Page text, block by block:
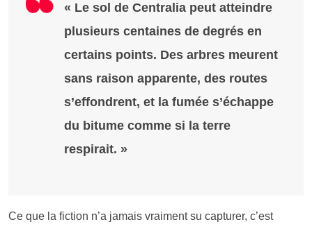
« Le sol de Centralia peut atteindre
plusieurs centaines de degrés en
certains points. Des arbres meurent
sans raison apparente, des routes
s’effondrent, et la fumée s’échappe
du bitume comme si la terre
respirait. »
Ce que la fiction n’a jamais vraiment su capturer, c’est